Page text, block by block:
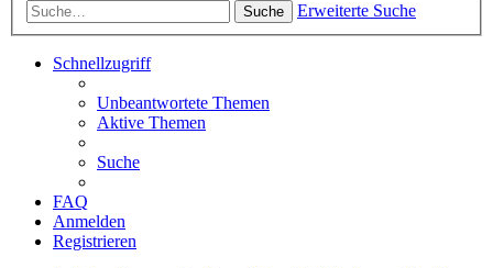
Suche Erweiterte Suche
Schnellzugriff
Unbeantwortete Themen
Aktive Themen
Suche
FAQ
Anmelden
Registrieren